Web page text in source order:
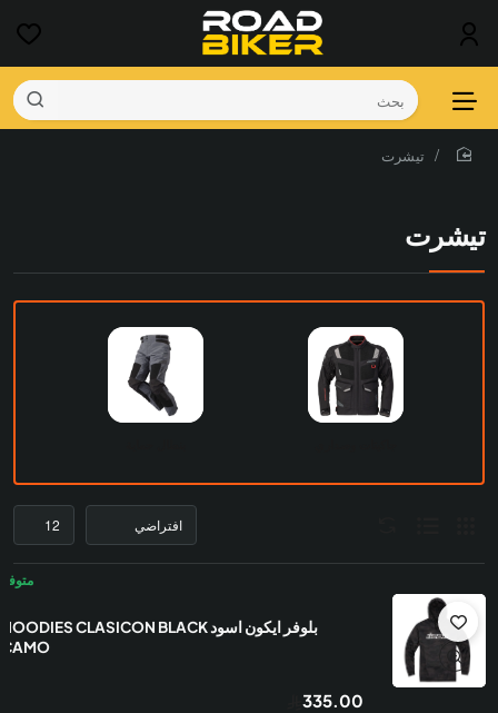
بحث
تيشرت
تيشرت
بلوفر ايكون اسود HOODIES CLASICON BLACK
CAMO
335.00